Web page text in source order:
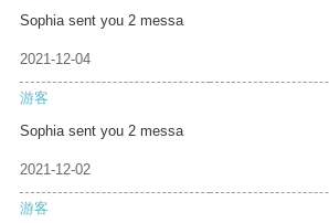
Sophia sent you 2 messa
2021-12-04
游客
Sophia sent you 2 messa
2021-12-02
游客